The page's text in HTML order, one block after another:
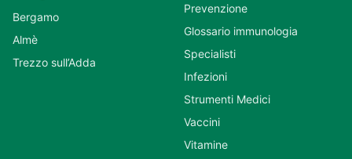
Bergamo
Almè
Trezzo sull’Adda
Prevenzione
Glossario immunologia
Specialisti
Infezioni
Strumenti Medici
Vaccini
Vitamine